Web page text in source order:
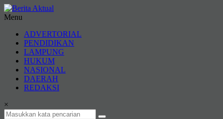
Lompat
ke
Aktual
terpercaya
Menu
ADVERTORIAL
PENDIDIKAN
LAMPUNG
HUKUM
NASIONAL
DAERAH
REDAKSI
×